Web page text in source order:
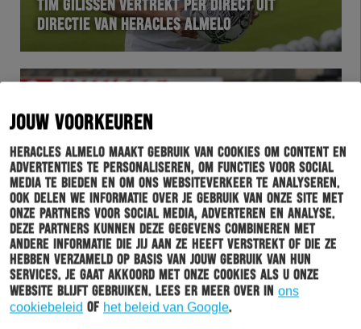
JOUW VOORKEUREN
Heracles Almelo maakt gebruik van cookies om content en
advertenties te personaliseren, om functies voor social
media te bieden en om ons websiteverkeer te analyseren.
Ook delen we informatie over je gebruik van onze site met
onze partners voor social media, adverteren en analyse.
Deze partners kunnen deze gegevens combineren met
andere informatie die jij aan ze heeft verstrekt of die ze
hebben verzameld op basis van jouw gebruik van hun
services. Je gaat akkoord met onze cookies als u onze
website blijft gebruiken. Lees er meer over in ons
cookiebeleid of het beleid van Google.
TIM GILISSEN VERTREKT PER DIRECT UIT
DIRECTIE VAN HERACLES ALMELO
WEDSTRIJD 21-05-2022
HERACLES ALMELO DEGRADEERT NA PLAY-OFF
NEDERLAAG TEGEN EXCELSIOR